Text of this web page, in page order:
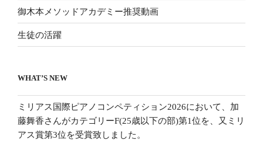
御木本メソッドアカデミー推奨動画
生徒の活躍
WHAT’S NEW
ミリアス国際ピアノコンペティション2026において、加
藤舞香さんがカテゴリーF(25歳以下の部)第1位を、又ミリ
アス賞第3位を受賞致しました。